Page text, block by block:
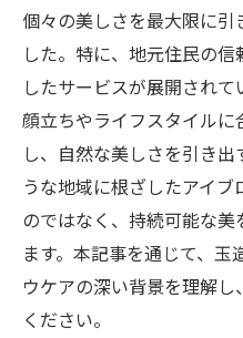
大阪市の玉造・関目
げのコンビネーショ
理想の目元を作
玉造・関目エリ
ン施術例
プロの視点で見
お客様の声から
わせ
個々の美しさを最大限に
した。特に、地元住民の
したサービスが展開され
顔立ちやライフスタイル
し、自然な美しさを引き
うな地域に根ざしたアイ
のではなく、持続可能な
ます。本記事を通じて、
ウケアの深い背景を理解
ください。